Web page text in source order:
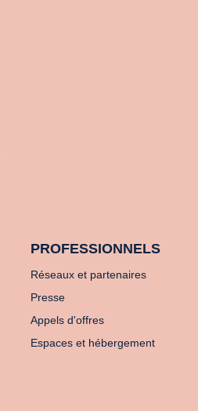
PROFESSIONNELS
Réseaux et partenaires
Presse
Appels d'offres
Espaces et hébergement